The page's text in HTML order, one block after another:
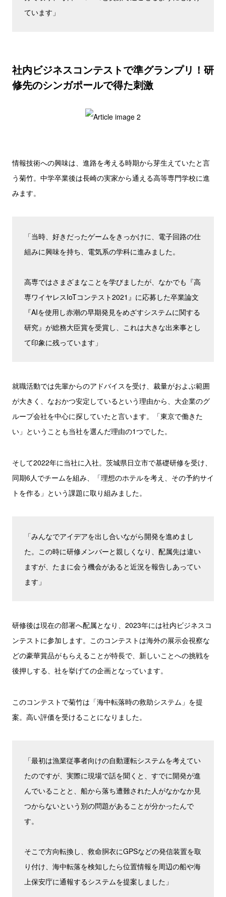
ています」
社内ビジネスコンテストで準グランプリ！研
修先のシンガポールで得た刺激
情報技術への興味は、進路を考える時期から芽生えていたと言
う菊竹。中学卒業後は長崎の実家から通える高等専門学校に進
みます。
「当時、好きだったゲームをきっかけに、電子回路の仕
組みに興味を持ち、電気系の学科に進みました。
高専ではさまざまなことを学びましたが、なかでも『高
専ワイヤレスIoTコンテスト2021』に応募した卒業論文
『AIを使用し赤潮の早期発見をめざすシステムに関する
研究』が総務大臣賞を受賞し、これは大きな出来事とし
て印象に残っています」
就職活動では先輩からのアドバイスを受け、裁量がおよぶ範囲
が大きく、なおかつ安定しているという理由から、大企業のグ
ループ会社を中心に探していたと言います。「東京で働きた
い」ということも当社を選んだ理由の1つでした。
そして2022年に当社に入社。茨城県日立市で基礎研修を受け、
同期6人でチームを組み、「理想のホテルを考え、その予約サイ
トを作る」という課題に取り組みました。
「みんなでアイデアを出し合いながら開発を進めまし
た。この時に研修メンバーと親しくなり、配属先は違い
ますが、たまに会う機会があると近況を報告しあってい
ます」
研修後は現在の部署へ配属となり、2023年には社内ビジネスコ
ンテストに参加します。このコンテストは海外の展示会視察な
どの豪華賞品がもらえることが特長で、新しいことへの挑戦を
後押しする、社を挙げての企画となっています。
このコンテストで菊竹は「海中転落時の救助システム」を提
案。高い評価を受けることになりました。
「最初は漁業従事者向けの自動運転システムを考えてい
たのですが、実際に現場で話を聞くと、すでに開発が進
んでいることと、船から落ち遭難された人がなかなか見
つからないという別の問題があることが分かったんで
す。
そこで方向転換し、救命胴衣にGPSなどの発信装置を取
り付け、海中転落を検知したら位置情報を周辺の船や海
上保安庁に通報するシステムを提案しました」